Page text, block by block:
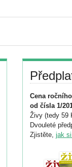
Cena
od čísla 1/
Živy (tedy 59
Dvouleté
Zjistěte, jak